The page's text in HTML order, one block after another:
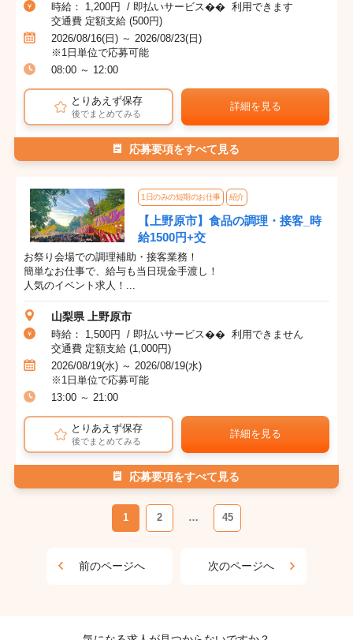
時給： 1,200円 / 即払いサービス�� 利用できます
交通費 定額支給 (500円)
2026/08/16(日) ～ 2026/08/23(日)
※1日単位で応募可能
08:00 ～ 12:00
とりあえず保存
後でまとめてみる
詳細を見る
応募要項をすべて見る
1日のみの短期のお仕事 紹介
【上野原市】食品の調理・接客_時
給1500円+交
お祭り会場での調理補助・接客業務！
簡単なお仕事で、給与も当日現金手渡し！
人気のイベント求人！...
山梨県 上野原市
時給： 1,500円 / 即払いサービス�� 利用できません
交通費 定額支給 (1,000円)
2026/08/19(水) ～ 2026/08/19(水)
※1日単位で応募可能
13:00 ～ 21:00
とりあえず保存
後でまとめてみる
詳細を見る
応募要項をすべて見る
1 2 … 45
前のページへ 次のページへ